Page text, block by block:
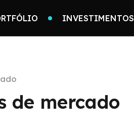
INVESTIMENTOS
de mercado